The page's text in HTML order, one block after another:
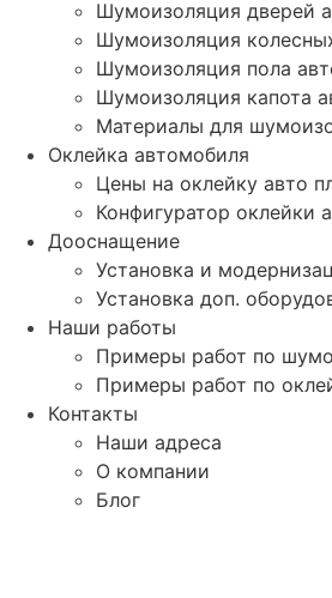
Шумоизоляция дверей
Шумоизоляция
Шумоизоляция пола
Шумоизоляция капота
Материалы для
Оклейка автомобиля
Цены на оклейку авто
Конфигуратор оклейки
Дооснащение
Установка и
Установка доп.
Наши работы
Примеры работ по
Примеры работ по
Контакты
Наши адреса
О компании
Блог